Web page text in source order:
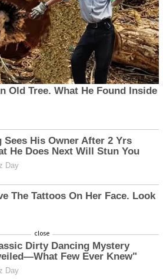
close